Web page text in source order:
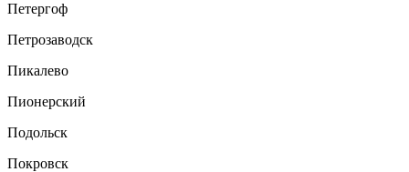
Петергоф
Петрозаводск
Пикалево
Пионерский
Подольск
Покровск